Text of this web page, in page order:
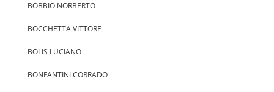
BOBBIO NORBERTO
BOCCHETTA VITTORE
BOLIS LUCIANO
BONFANTINI CORRADO